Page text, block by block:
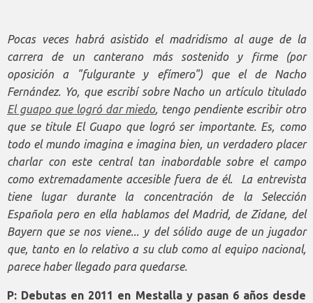
Pocas veces habrá asistido el madridismo al auge de la
carrera de un canterano más sostenido y firme (por
oposición a "fulgurante y efímero") que el de Nacho
Fernández. Yo, que escribí sobre Nacho un artículo titulado
El guapo que logró dar miedo, tengo pendiente escribir otro
que se titule El Guapo que logró ser importante. Es, como
todo el mundo imagina e imagina bien, un verdadero placer
charlar con este central tan inabordable sobre el campo
como extremadamente accesible fuera de él. La entrevista
tiene lugar durante la concentración de la Selección
Española pero en ella hablamos del Madrid, de Zidane, del
Bayern que se nos viene... y del sólido auge de un jugador
que, tanto en lo relativo a su club como al equipo nacional,
parece haber llegado para quedarse.
P: Debutas en 2011 en Mestalla y pasan 6 años desde